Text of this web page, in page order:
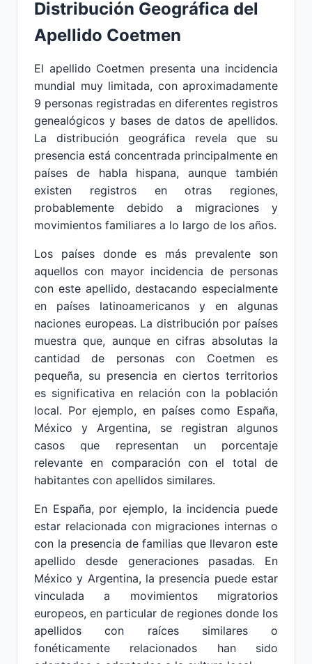
Distribución Geográfica del
Apellido Coetmen
El apellido Coetmen presenta una incidencia
mundial muy limitada, con aproximadamente
9 personas registradas en diferentes registros
genealógicos y bases de datos de apellidos.
La distribución geográfica revela que su
presencia está concentrada principalmente en
países de habla hispana, aunque también
existen registros en otras regiones,
probablemente debido a migraciones y
movimientos familiares a lo largo de los años.
Los países donde es más prevalente son
aquellos con mayor incidencia de personas
con este apellido, destacando especialmente
en países latinoamericanos y en algunas
naciones europeas. La distribución por países
muestra que, aunque en cifras absolutas la
cantidad de personas con Coetmen es
pequeña, su presencia en ciertos territorios
es significativa en relación con la población
local. Por ejemplo, en países como España,
México y Argentina, se registran algunos
casos que representan un porcentaje
relevante en comparación con el total de
habitantes con apellidos similares.
En España, por ejemplo, la incidencia puede
estar relacionada con migraciones internas o
con la presencia de familias que llevaron este
apellido desde generaciones pasadas. En
México y Argentina, la presencia puede estar
vinculada a movimientos migratorios
europeos, en particular de regiones donde los
apellidos con raíces similares o
fonéticamente relacionados han sido